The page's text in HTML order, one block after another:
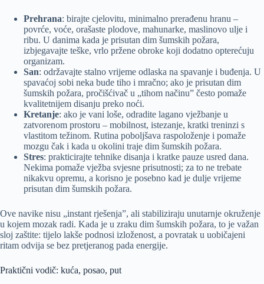
Prehrana: birajte cjelovitu, minimalno prerađenu hranu –
povrće, voće, orašaste plodove, mahunarke, maslinovo ulje i
ribu. U danima kada je prisutan dim šumskih požara,
izbjegavajte teške, vrlo pržene obroke koji dodatno opterećuju
organizam.
San: održavajte stalno vrijeme odlaska na spavanje i buđenja. U
spavaćoj sobi neka bude tiho i mračno; ako je prisutan dim
šumskih požara, pročišćivač u „tihom načinu” često pomaže
kvalitetnijem disanju preko noći.
Kretanje: ako je vani loše, odradite lagano vježbanje u
zatvorenom prostoru – mobilnost, istezanje, kratki treninzi s
vlastitom težinom. Rutina poboljšava raspoloženje i pomaže
mozgu čak i kada u okolini traje dim šumskih požara.
Stres: prakticirajte tehnike disanja i kratke pauze usred dana.
Nekima pomaže vježba svjesne prisutnosti; za to ne trebate
nikakvu opremu, a korisno je posebno kad je dulje vrijeme
prisutan dim šumskih požara.
Ove navike nisu „instant rješenja”, ali stabiliziraju unutarnje okruženje
u kojem mozak radi. Kada je u zraku dim šumskih požara, to je važan
sloj zaštite: tijelo lakše podnosi izloženost, a povratak u uobičajeni
ritam odvija se bez pretjeranog pada energije.
Praktični vodič: kuća, posao, put